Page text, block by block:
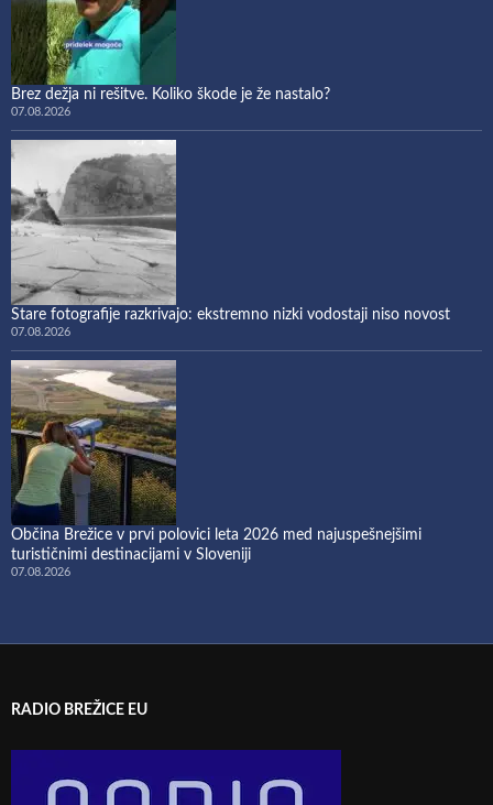
Brez dežja ni rešitve. Koliko škode je že nastalo?
07.08.2026
Stare fotografije razkrivajo: ekstremno nizki vodostaji niso novost
07.08.2026
Občina Brežice v prvi polovici leta 2026 med najuspešnejšimi
turističnimi destinacijami v Sloveniji
07.08.2026
RADIO BREŽICE EU